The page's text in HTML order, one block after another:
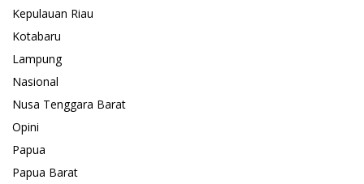
Kepulauan Riau
Kotabaru
Lampung
Nasional
Nusa Tenggara Barat
Opini
Papua
Papua Barat